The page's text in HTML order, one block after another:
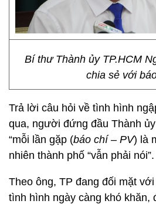
Bí thư Thành ủy TP.HCM
chia sẻ với
Trả lời câu hỏi về tình hình
qua, người đứng đầu Thành
“mỗi lần gặp (báo chí – PV) là
nhiên thành phố “vẫn phải nói”.
Theo ông, TP đang đối mặt
tình hình ngày càng khó khăn,